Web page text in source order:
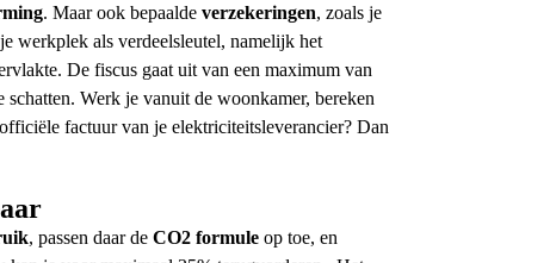
. Maar ook bepaaldeverzekeringen, zoals je
werkplek als verdeelsleutel, namelijk het
De fiscus gaat uit van een maximum van
Werk je vanuit de woonkamer, bereken
factuur van je elektriciteitsleverancier? Dan
, passen daar deCO2 formule op toe, en